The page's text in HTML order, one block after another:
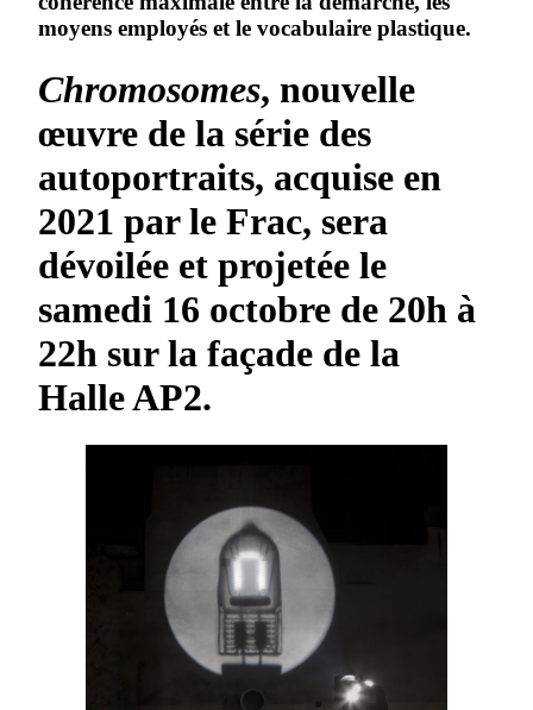
moyens employés et le vocabulaire plastique.
Chromosomes, nouvelle
œuvre de la série des
autoportraits, acquise en
2021 par le Frac, sera
dévoilée et projetée le
samedi 16 octobre de 20h à
22h sur la façade de la
Halle AP2.